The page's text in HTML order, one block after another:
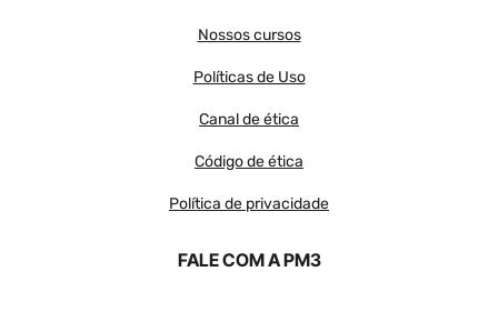
Nossos cursos
Políticas de Uso
Canal de ética
Código de ética
Política de privacidade
FALE COM A PM3